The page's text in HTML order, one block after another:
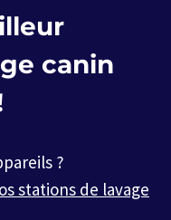
canin
?
stations de lavage